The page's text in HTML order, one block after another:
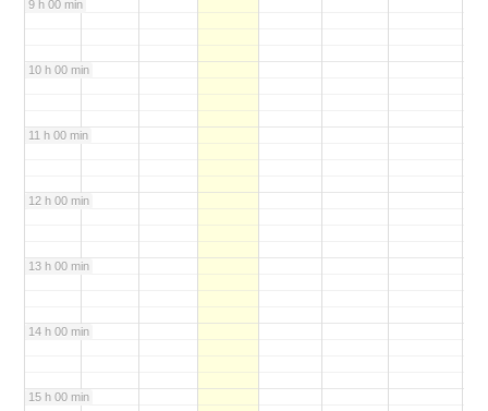
9 h 00 min
10 h 00 min
11 h 00 min
12 h 00 min
13 h 00 min
14 h 00 min
15 h 00 min